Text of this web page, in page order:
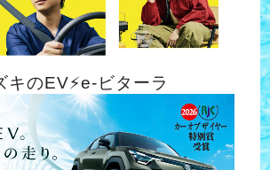
キのEV⚡️e-ビターラ